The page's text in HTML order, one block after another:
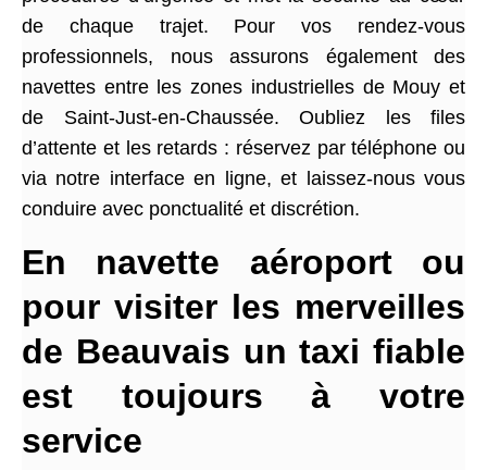
de chaque trajet. Pour vos rendez-vous
professionnels, nous assurons également des
navettes entre les zones industrielles de Mouy et
de Saint-Just-en-Chaussée. Oubliez les files
d’attente et les retards : réservez par téléphone ou
via notre interface en ligne, et laissez-nous vous
conduire avec ponctualité et discrétion.
En navette aéroport ou
pour visiter les merveilles
de Beauvais un taxi fiable
est toujours à votre
service